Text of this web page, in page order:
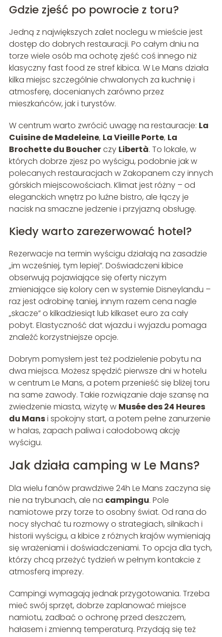
Gdzie zjeść po powrocie z toru?
Jedną z największych zalet noclegu w mieście jest
dostęp do dobrych restauracji. Po całym dniu na
torze wiele osób ma ochotę zjeść coś innego niż
klasyczny fast food ze stref kibica. W Le Mans działa
kilka miejsc szczególnie chwalonych za kuchnię i
atmosferę, docenianych zarówno przez
mieszkańców, jak i turystów.
W centrum warto zwrócić uwagę na restauracje: La
Cuisine de Madeleine, La Vieille Porte, La
Brochette du Boucherczy Libertà. To lokale, w
których dobrze zjesz po wyścigu, podobnie jak w
polecanych restauracjach w Zakopanem czy innych
górskich miejscowościach. Klimat jest różny – od
eleganckich wnętrz po luźne bistro, ale łączy je
nacisk na smaczne jedzenie i przyjazną obsługę.
Kiedy warto zarezerwować hotel?
Rezerwacje na termin wyścigu działają na zasadzie
„im wcześniej, tym lepiej”. Doświadczeni kibice
obserwują pojawiające się oferty niczym
zmieniające się kolory cen w systemie Disneylandu –
raz jest odrobinę taniej, innym razem cena nagle
„skacze” o kilkadziesiąt lub kilkaset euro za cały
pobyt. Elastyczność dat wjazdu i wyjazdu pomaga
znaleźć korzystniejsze opcje.
Dobrym pomysłem jest też podzielenie pobytu na
dwa miejsca. Możesz spędzić pierwsze dni w hotelu
w centrum Le Mans, a potem przenieść się bliżej toru
na same zawody. Takie rozwiązanie daje szansę na
zwiedzenie miasta, wizytę w Musée des 24 Heures
du Mansi spokojny start, a potem pełne zanurzenie
w hałas, zapach paliwa i całodobową akcję
wyścigu.
Jak działa camping w Le Mans?
Dla wielu fanów prawdziwe 24h Le Mans zaczyna się
nie na trybunach, ale na campingu. Pole
namiotowe przy torze to osobny świat. Od rana do
nocy słychać tu rozmowy o strategiach, silnikach i
historii wyścigu, a kibice z różnych krajów wymieniają
się wrażeniami i doświadczeniami. To opcja dla tych,
którzy chcą przeżyć tydzień w pełnym kontakcie z
atmosferą imprezy.
Campingi wymagają jednak przygotowania. Trzeba
mieć swój sprzęt, dobrze zaplanować miejsce
namiotu, zadbać o ochronę przed deszczem,
hałasem i zmienną temperaturą. Przydają się też